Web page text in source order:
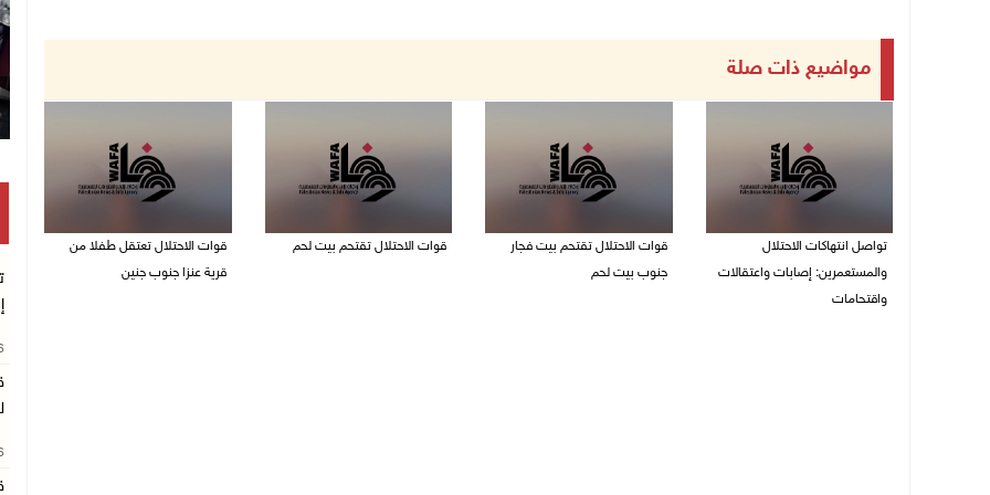
مواضيع ذات صلة
تواصل انتهاكات الاحتلال
والمستعمرين: إصابات واعتقالات
واقتحامات
قوات الاحتلال تقتحم بيت فجار
جنوب بيت لحم
قوات الاحتلال تقتحم بيت لحم
قوات الاحتلال تعتقل طفلا من
قرية عنزا جنوب جنين